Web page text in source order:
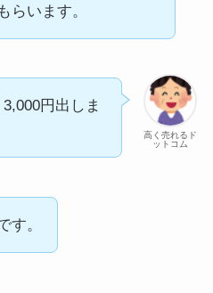
らいます。
高く売れるド
ットコム
円出しま
す。